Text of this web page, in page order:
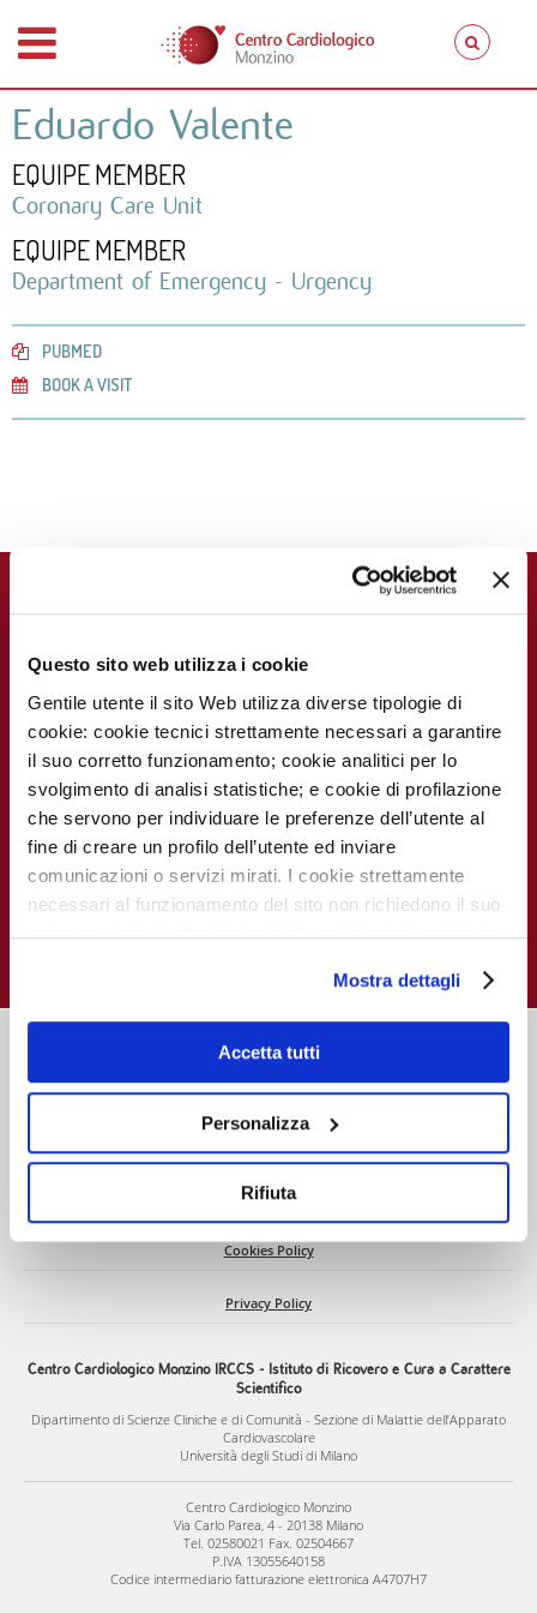
Questo sito web utilizza i cookie
Gentile utente il sito Web utilizza diverse tipologie di
cookie: cookie tecnici strettamente necessari a garantire
il suo corretto funzionamento; cookie analitici per lo
svolgimento di analisi statistiche; e cookie di profilazione
che servono per individuare le preferenze dell’utente al
fine di creare un profilo dell’utente ed inviare
comunicazioni o servizi mirati. I cookie strettamente
necessari al funzionamento del sito non richiedono il suo
consenso, per le altre tipologie di cookie potrà esprimere
Qualora non volesse esprimere preferenze può chiudere
il banner cliccando sul tasto x; in tal caso potranno
essere utilizzati solo i cookie strettamente necessari al
funzionamento del sito. Per “Maggiori Informazioni” la
Mostra dettagli
Accetta tutti
Personalizza
Rifiuta
Eduardo Valente
EQUIPE MEMBER
Coronary Care Unit
EQUIPE MEMBER
Department of Emergency - Urgency
PUBMED
BOOK A VISIT
FOR DOCTORS & ALUMNI
FOR RESEARCHERS
You care better where you do Research
Privacy
Cookies Policy
Privacy Policy
Centro Cardiologico Monzino IRCCS - Istituto di Ricovero e Cura a Carattere
Scientifico
Dipartimento di Scienze Cliniche e di Comunità - Sezione di Malattie dell’Apparato
Cardiovascolare
Università degli Studi di Milano
Centro Cardiologico Monzino
Via Carlo Parea, 4 - 20138 Milano
Tel. 02580021 Fax. 02504667
P.IVA 13055640158
Codice intermediario fatturazione elettronica A4707H7